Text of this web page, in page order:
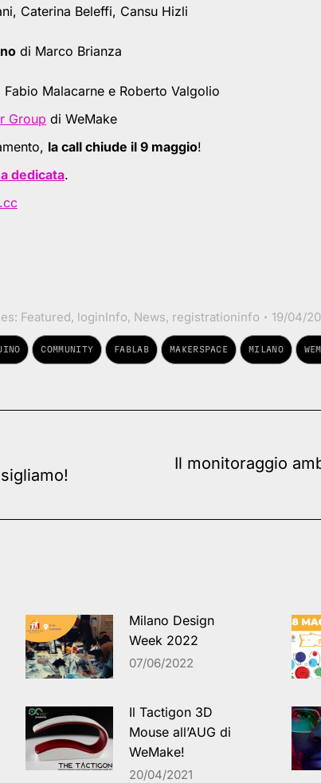
Caterina Beleffi, Cansu Hizli
di Marco Brianza
Fabio Malacarne e Roberto Valgolio
Group di WeMake
la call chiude il 9 maggio!
dedicata.
Featured, loginInfo, News, registrationinfo 19/04/
COMMUNITY FABLAB MAKERSPACE MILANO
Next
Il monitoraggio
Milano Design
Week 2022
07/06/2022
Il Tactigon 3D
Mouse all’AUG di
WeMake!
20/04/2021